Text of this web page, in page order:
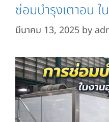
ซ่อมบำรุงเตาอบ
มีนาคม 13, 2025 by